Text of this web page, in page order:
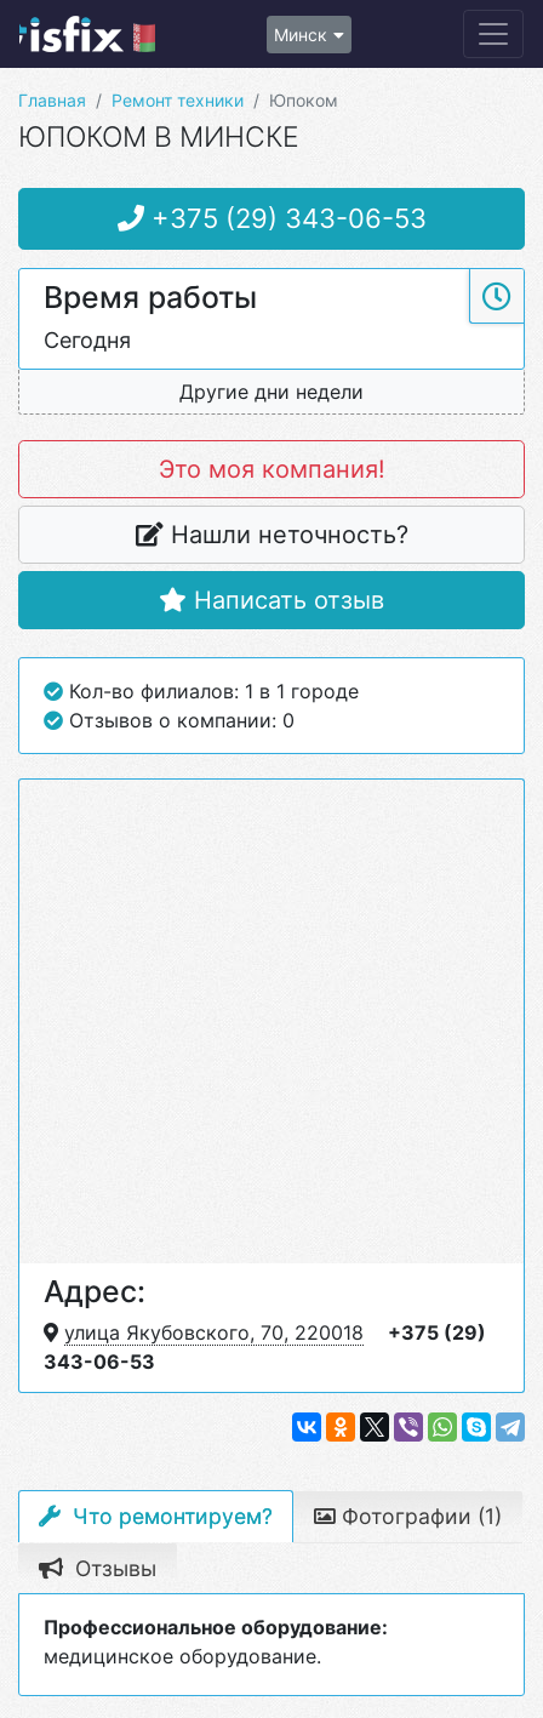
Минск
Главная Ремонт техники Юпоком
ЮПОКОМ В МИНСКЕ
+375 (29) 343-06-53
Время работы
Сегодня
Другие дни недели
Это моя компания!
Нашли неточность?
Написать отзыв
Кол-во филиалов: 1 в 1 городе
Отзывов о компании: 0
Адрес:
улица Якубовского, 70, 220018
+375 (29)
343-06-53
Что ремонтируем? Фотографии (1)
Отзывы
Профессиональное оборудование:
медицинское оборудование.